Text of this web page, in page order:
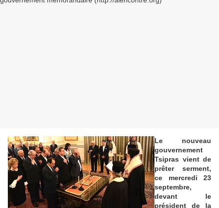
Le nouveau
gouvernement
Tsipras vient de
prêter serment,
ce mercredi 23
septembre,
devant le
président de la